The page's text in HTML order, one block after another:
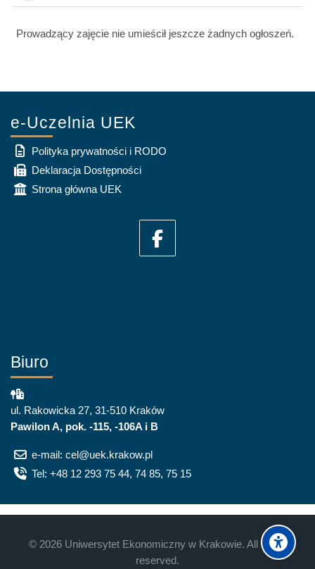
Prowadzący zajęcie nie umieścił jeszcze żadnych ogłoszeń.
e-Uczelnia UEK
Polityka prywatności i RODO
Deklaracja Dostępności
Strona główna UEK
Biuro
ul. Rakowicka 27, 31-510 Kraków
Pawilon A, pok. -115, -106A i B
e-mail: cel@uek.krakow.pl
Tel: +48 12 293 75 44, 74 85, 75 15
© 2026 Uniwersytet Ekonomiczny w Krakowie. All rights
reserved.